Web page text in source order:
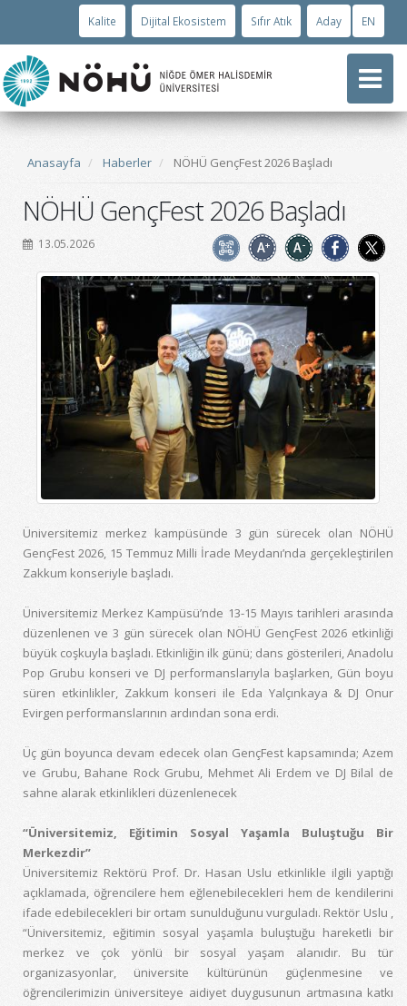
Kalite Dijital Ekosistem Sıfır Atık Aday EN
Anasayfa Haberler NÖHÜ GençFest 2026 Başladı
NÖHÜ GençFest 2026 Başladı
13.05.2026
Üniversitemiz merkez kampüsünde 3 gün sürecek olan NÖHÜ
GençFest 2026, 15 Temmuz Milli İrade Meydanı’nda gerçekleştirilen
Zakkum konseriyle başladı.
Üniversitemiz Merkez Kampüsü’nde 13-15 Mayıs tarihleri arasında
düzenlenen ve 3 gün sürecek olan NÖHÜ GençFest 2026 etkinliği
büyük coşkuyla başladı. Etkinliğin ilk günü; dans gösterileri, Anadolu
Pop Grubu konseri ve DJ performanslarıyla başlarken, Gün boyu
süren etkinlikler, Zakkum konseri ile Eda Yalçınkaya & DJ Onur
Evirgen performanslarının ardından sona erdi.
Üç gün boyunca devam edecek olan GençFest kapsamında; Azem
ve Grubu, Bahane Rock Grubu, Mehmet Ali Erdem ve DJ Bilal de
sahne alarak etkinlikleri düzenlenecek
“Üniversitemiz, Eğitimin Sosyal Yaşamla Buluştuğu Bir
Merkezdir”
Üniversitemiz Rektörü Prof. Dr. Hasan Uslu etkinlikle ilgili yaptığı
açıklamada, öğrencilere hem eğlenebilecekleri hem de kendilerini
ifade edebilecekleri bir ortam sunulduğunu vurguladı. Rektör Uslu ,
“Üniversitemiz, eğitimin sosyal yaşamla buluştuğu hareketli bir
merkez ve çok yönlü bir sosyal yaşam alanıdır. Bu tür
organizasyonlar, üniversite kültürünün güçlenmesine ve
öğrencilerimizin üniversiteye aidiyet duygusunun artmasına katkı